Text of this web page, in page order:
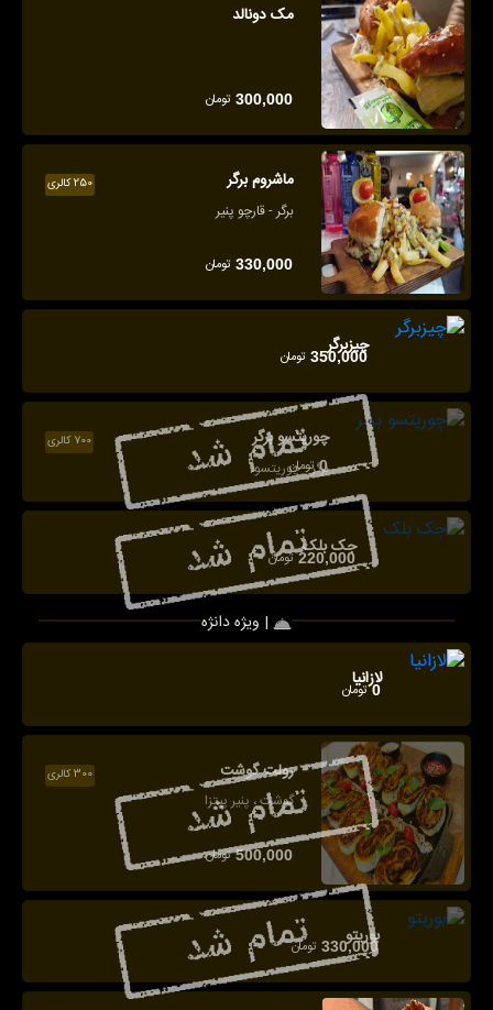
مک دونالد
300,000 تومان
250 کالری ماشروم برگر
برگر - قارچو پنیر
330,000 تومان
چیزبرگر
350,000 تومان
700 کالری چوریتسو برگر
برگر - چوریتسو
0 تومان
جک بلک
220,000 تومان
ویژه دانژه |
لازانیا
0 تومان
300 کالری رولت گوشت
گوشت ، پنیر پیتزا
500,000 تومان
بوریتو
330,000 تومان